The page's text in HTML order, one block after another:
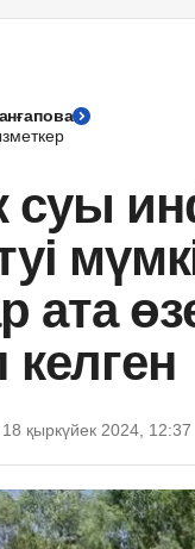
суы
ата
келген
18 қыркүйек 2024, 12:37